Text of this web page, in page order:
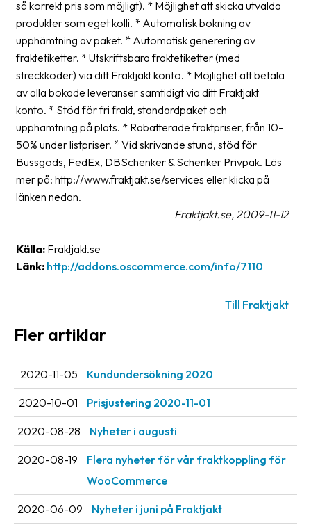
Leveransvillkor
Upphämtningar
Manualer
Nedladdningar
Streckkodsläsare
Kundtjänst
Om
Om
Fraktjakt
karriär
Nyhetsarkiv
Kontakta
oss
Allmänna
så korrekt pris som möjligt). * Möjlighet att skicka utvalda
produkter som eget kolli. * Automatisk bokning av
upphämtning av paket. * Automatisk generering av
fraktetiketter. * Utskriftsbara fraktetiketter (med
streckkoder) via ditt Fraktjakt konto. * Möjlighet att betala
av alla bokade leveranser samtidigt via ditt Fraktjakt
konto. * Stöd för fri frakt, standardpaket och
upphämtning på plats. * Rabatterade fraktpriser, från 10-
50% under listpriser. * Vid skrivande stund, stöd för
Bussgods, FedEx, DBSchenker & Schenker Privpak. Läs
mer på: http://www.fraktjakt.se/services eller klicka på
länken nedan.
Fraktjakt.se, 2009-11-12
Källa: Fraktjakt.se
Länk: http://addons.oscommerce.com/info/7110
Till Fraktjakt
Fler artiklar
2020-11-05 Kundundersökning 2020
2020-10-01 Prisjustering 2020-11-01
2020-08-28 Nyheter i augusti
2020-08-19
Flera nyheter för vår fraktkoppling för
WooCommerce
2020-06-09 Nyheter i juni på Fraktjakt